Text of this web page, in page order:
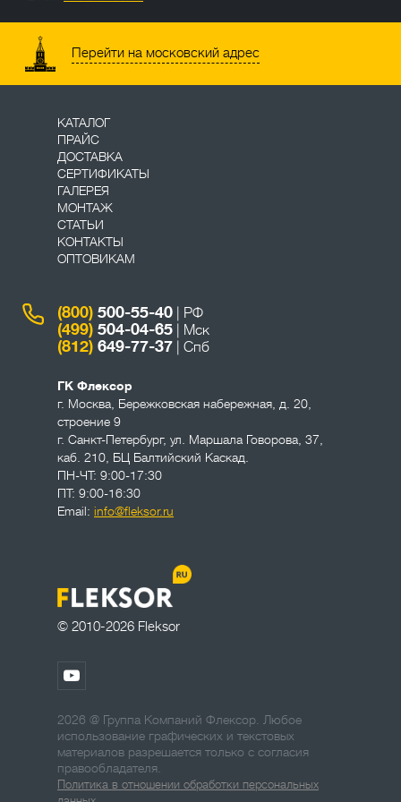
Перейти на московский адрес
© 2010-2026 Fleksor
КАТАЛОГ
ПРАЙС
ДОСТАВКА
СЕРТИФИКАТЫ
ГАЛЕРЕЯ
МОНТАЖ
СТАТЬИ
КОНТАКТЫ
ОПТОВИКАМ
(800) 500-55-40 | РФ
(499) 504-04-65 | Мск
(812) 649-77-37 | Спб
ГК Флексор
г. Москва Бережковская набережная, д. 20,
строение 9
г. Санкт-Петербург, ул. Маршала Говорова, 37,
каб. 210, БЦ Балтийский Каскад.
ПН-ЧТ: 9:00-17:30
ПТ: 9:00-16:30
Email: info@fleksor.ru
2026 @ Группа Компаний Флексор. Любое
использование графических и текстовых
материалов разрешается только с согласия
правообладателя.
Политика в отношении обработки персональных